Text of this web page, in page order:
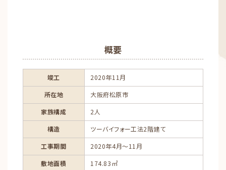
概要
竣工
2020年11月
所在地
大阪府松原市
家族構成
2人
構造
ツーバイフォー工法2階建て
工事期間
2020年4月～11月
敷地面積
174.83㎡